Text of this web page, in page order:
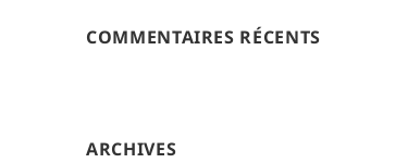
COMMENTAIRES RÉCENTS
ARCHIVES